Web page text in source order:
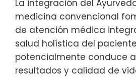
La integración del
medicina convencional
de atención médica
salud holística del
potencialmente conduce
resultados y calidad de